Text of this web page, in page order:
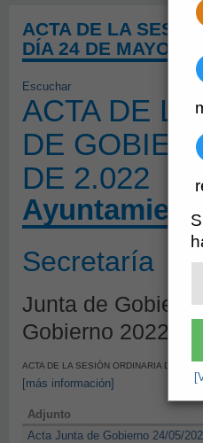
ACTA DE LA
DÍA 24 DE MAYO DE
Escuchar
ACTA DE
DE
DE 2.022
Secretaría
Junta de
Gobierno 2022
ACTA DE LA SESIÓN ORDINARIA DE LA
[más información]
Adjunto
Acta Junta de Gobierno 24/05/